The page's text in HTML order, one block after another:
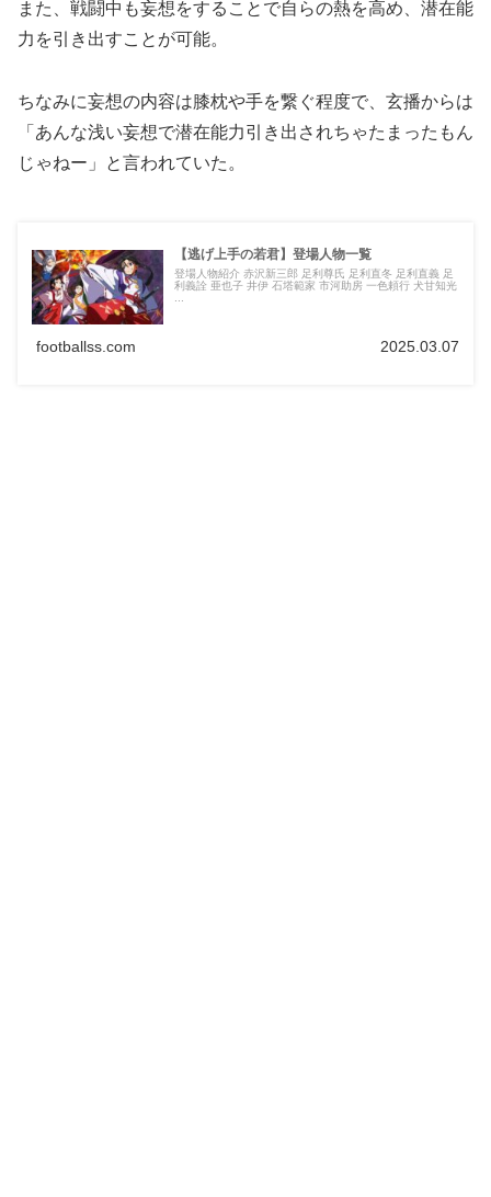
また、戦闘中も妄想をすることで自らの熱を高め、潜在能
力を引き出すことが可能。
ちなみに妄想の内容は膝枕や手を繋ぐ程度で、玄播からは
「あんな浅い妄想で潜在能力引き出されちゃたまったもん
じゃねー」と言われていた。
【逃げ上手の若君】登場人物一覧
登場人物紹介 赤沢新三郎 足利尊氏 足利直冬 足利直義 足
利義詮 亜也子 井伊 石塔範家 市河助房 一色頼行 犬甘知光
footballss.com 2025.03.07